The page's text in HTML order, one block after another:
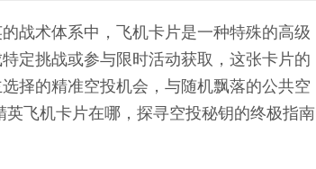
战术体系中，飞机卡片是一种特殊的高级
定挑战或参与限时活动获取，这张卡片的
择的精准空投机会，与随机飘落的公共空
飞机卡片在哪，探寻空投秘钥的终极指南